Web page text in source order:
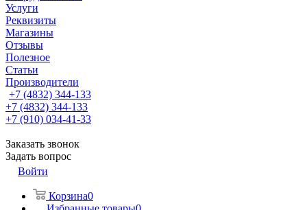
Услуги
Реквизиты
Магазины
Отзывы
Полезное
Статьи
Производители
+7 (4832) 344-133
+7 (4832) 344-133
+7 (910) 034-41-33
Заказать звонок
Задать вопрос
Войти
Корзина0